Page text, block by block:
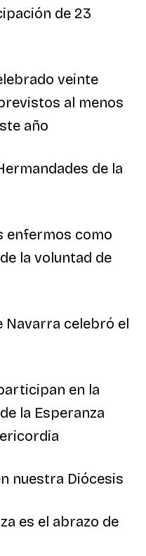
de 23
veinte
al menos
año
de la
enfermos como
la voluntad de
Navarra celebró el
en la
la Esperanza
nuestra Diócesis
es el abrazo de